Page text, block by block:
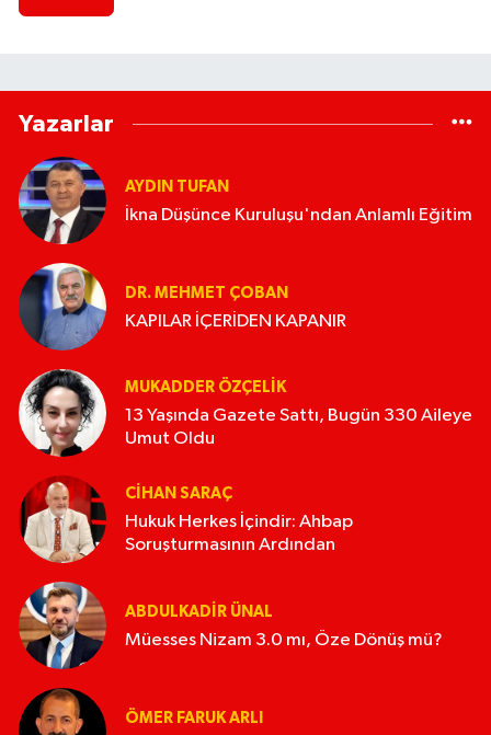
Yazarlar
AYDIN TUFAN
İkna Düşünce Kuruluşu'ndan Anlamlı Eğitim
DR. MEHMET ÇOBAN
KAPILAR İÇERİDEN KAPANIR
MUKADDER ÖZÇELIK
13 Yaşında Gazete Sattı, Bugün 330 Aileye
Umut Oldu
CIHAN SARAÇ
Hukuk Herkes İçindir: Ahbap
Soruşturmasının Ardından
ABDULKADIR ÜNAL
Müesses Nizam 3.0 mı, Öze Dönüş mü?
ÖMER FARUK ARLI